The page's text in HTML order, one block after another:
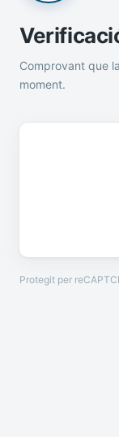
Comprovant que
moment.
Protegit per